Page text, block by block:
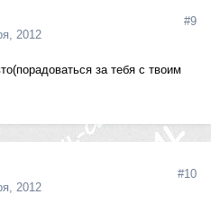
2012
#9
за тебя с твоим
2012
#10